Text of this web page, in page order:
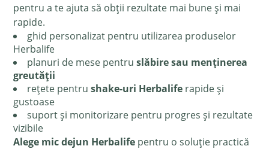
pentru a te ajuta să obții rezultate mai bune și mai
rapide.
ghid personalizat pentru utilizarea produselor
Herbalife
planuri de mese pentruslăbire sau menținerea
greutății
rețete pentrushake-uri Herbalife rapide și
gustoase
suport și monitorizare pentru progres și rezultate
vizibile
Alege mic dejun Herbalife pentru o soluție practică